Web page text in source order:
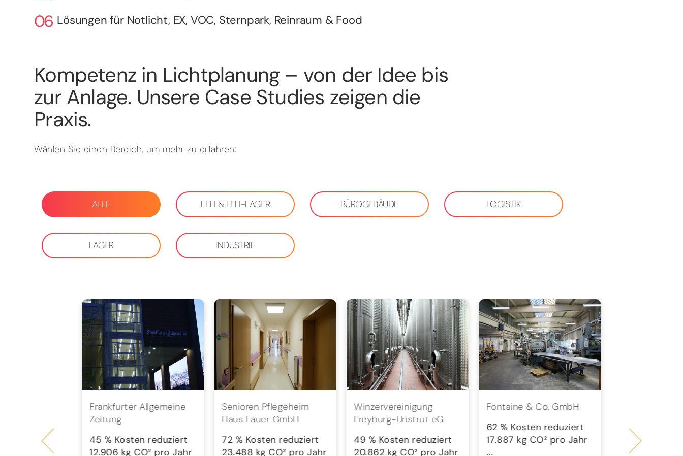
Lösungen für Notlicht, EX, VOC, Sternpark, Reinraum & Food
Kompetenz in Lichtplanung – von der Idee bis
zur Anlage. Unsere Case Studies zeigen die
Praxis.
Wählen Sie einen Bereich, um mehr zu erfahren:
ALLE LEH & LEH-LAGER BÜROGEBÄUDE LOGISTIK
LAGER INDUSTRIE
reduziert
pro Jahr
Frankfurter Allgemeine
Zeitung
45 % Kosten reduziert
12.906 kg CO² pro Jahr
Senioren Pflegeheim
Haus Lauer GmbH
72 % Kosten reduziert
23.488 kg CO² pro Jahr
Winzervereinigung
Freyburg-Unstrut eG
49 % Kosten reduziert
20.862 kg CO² pro Jahr
Fontaine & Co. GmbH
62 % Kosten reduziert
17.887 kg CO² pro Jahr
...
PartGmbB
58 % Kosten